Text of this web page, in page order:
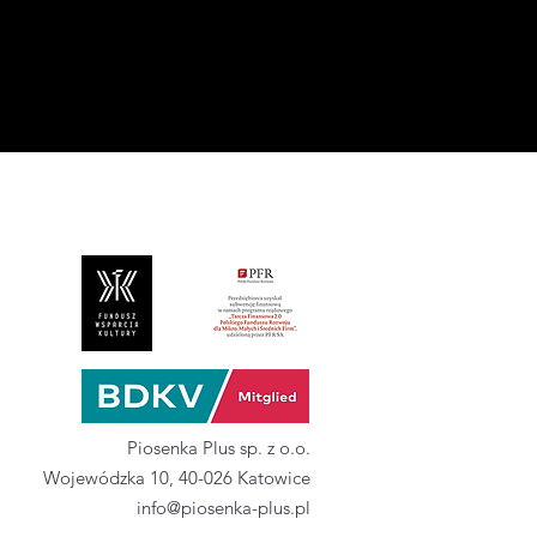
Piosenka Plus sp. z o.o.
Wojewódzka 10, 40-026 Katowice
info@piosenka-plus.pl